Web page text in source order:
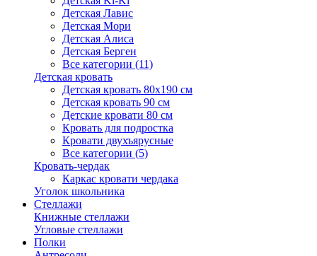
Детская Лавис
Детская Мори
Детская Алиса
Детская Берген
Все категории (11)
Детская кровать
Детская кровать 80х190 см
Детская кровать 90 см
Детские кровати 80 см
Кровать для подростка
Кровати двухъярусные
Все категории (5)
Кровать-чердак
Каркас кровати чердака
Уголок школьника
Стеллажи
Книжные стеллажи
Угловые стеллажи
Полки